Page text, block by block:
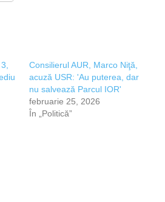
Consilierul AUR, Marco Niţă,
acuză USR: 'Au puterea, dar
nu salvează Parcul IOR'
februarie 25, 2026
În „Politică”